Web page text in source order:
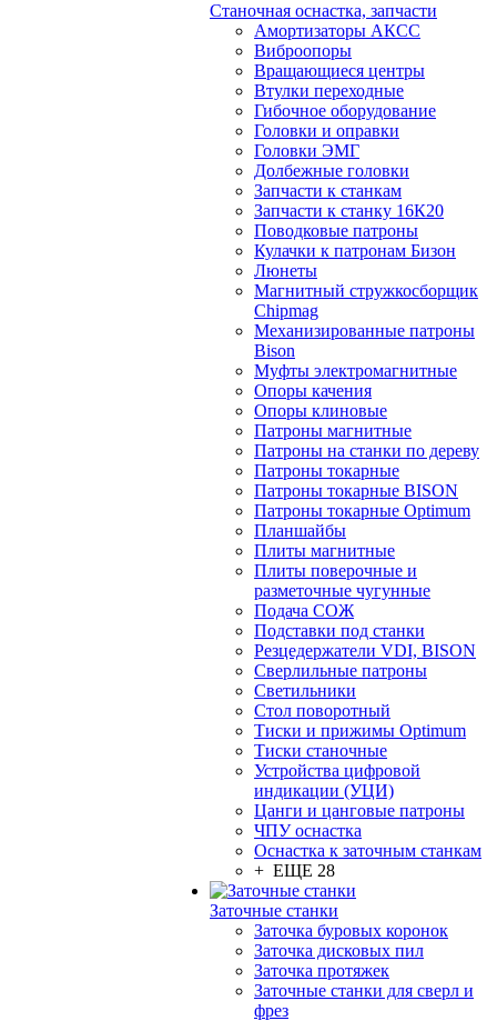
Станочная оснастка, запчасти
Амортизаторы АКСС
Виброопоры
Вращающиеся центры
Втулки переходные
Гибочное оборудование
Головки и оправки
Головки ЭМГ
Долбежные головки
Запчасти к станкам
Запчасти к станку 16К20
Поводковые патроны
Кулачки к патронам Бизон
Люнеты
Магнитный стружкосборщик
Chipmag
Механизированные патроны
Bison
Муфты электромагнитные
Опоры качения
Опоры клиновые
Патроны магнитные
Патроны на станки по дереву
Патроны токарные
Патроны токарные BISON
Патроны токарные Optimum
Планшайбы
Плиты магнитные
Плиты поверочные и
разметочные чугунные
Подача СОЖ
Подставки под станки
Резцедержатели VDI, BISON
Сверлильные патроны
Светильники
Стол поворотный
Тиски и прижимы Optimum
Тиски станочные
Устройства цифровой
индикации (УЦИ)
Цанги и цанговые патроны
ЧПУ оснастка
Оснастка к заточным станкам
+ ЕЩЕ 28
Заточные станки
Заточка буровых коронок
Заточка дисковых пил
Заточка протяжек
Заточные станки для сверл и
фрез